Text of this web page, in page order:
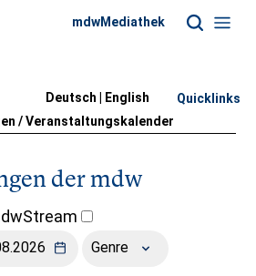
/Veranstaltungskalender
mdwMediathek
Deutsch | English Quicklinks
der mdw
Genre